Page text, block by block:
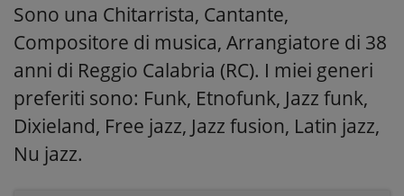
Sono una Chitarrista, Cantante,
Compositore di musica, Arrangiatore di 38
anni di Reggio Calabria (RC). I miei generi
preferiti sono: Funk, Etnofunk, Jazz funk,
Dixieland, Free jazz, Jazz fusion, Latin jazz,
Nu jazz.